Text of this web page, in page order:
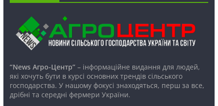
“News Агро-Центр”– інформаційне видання для людей,
які хочуть бути в курсі основних трендів сільського
господарства. У нашому фокусі знаходяться, перш за все,
дрібні та середні фермери України.